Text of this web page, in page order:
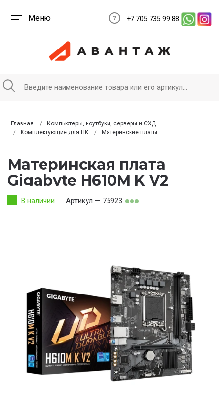
Меню +7 705 735 99 88
Главная
Компьютеры, ноутбуки, серверы и СХД
Комплектующие для ПК
Материнские платы
Материнская плата
Gigabyte H610M K V2
В наличии Артикул — 75923